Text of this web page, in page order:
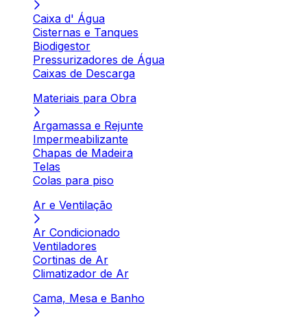
Caixa d' Água
Cisternas e Tanques
Biodigestor
Pressurizadores de Água
Caixas de Descarga
Materiais para Obra
Argamassa e Rejunte
Impermeabilizante
Chapas de Madeira
Telas
Colas para piso
Ar e Ventilação
Ar Condicionado
Ventiladores
Cortinas de Ar
Climatizador de Ar
Cama, Mesa e Banho